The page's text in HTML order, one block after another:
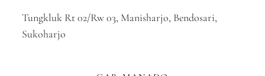
Tungkluk Rt 02/Rw 03, Manisharjo, Bendosari,
Sukoharjo